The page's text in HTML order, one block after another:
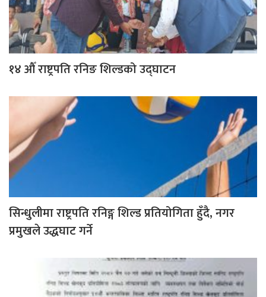
१४ औँ राष्ट्रपति रनिङ शिल्डको उद्घाटन
सिन्धुलीमा राष्ट्रपति रनिङ्ग शिल्ड प्रतियोगिता हुँदै, नगर
प्रमुखले उद्धघाट गर्ने